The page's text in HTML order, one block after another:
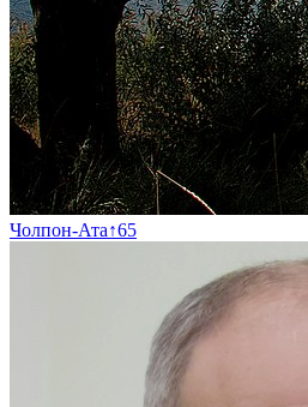
Чолпон-Ата↑65